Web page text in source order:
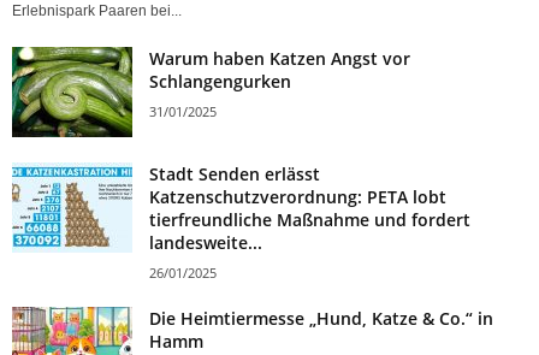
Erlebnispark Paaren bei...
Warum haben Katzen Angst vor
Schlangengurken
31/01/2025
Stadt Senden erlässt
Katzenschutzverordnung: PETA lobt
tierfreundliche Maßnahme und fordert
landesweite...
26/01/2025
Die Heimtiermesse „Hund, Katze & Co.“ in
Hamm